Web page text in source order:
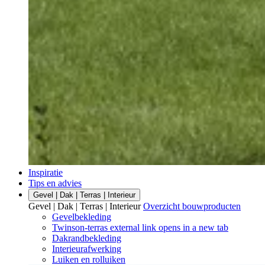
Inspiratie
Tips en advies
Gevel | Dak | Terras | Interieur
Gevel | Dak | Terras | Interieur Overzicht bouwproducten
Gevelbekleding
Twinson-terras external link opens in a new tab
Dakrandbekleding
Interieurafwerking
Luiken en rolluiken